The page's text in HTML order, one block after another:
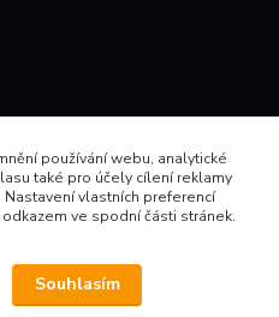
používání webu, analytické
také pro účely cílení reklamy
vlastních preferencí
ve spodní části stránek.
Souhlasím